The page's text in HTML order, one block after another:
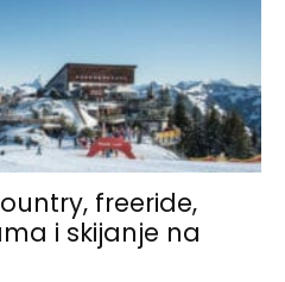
freeride,
i skijanje na